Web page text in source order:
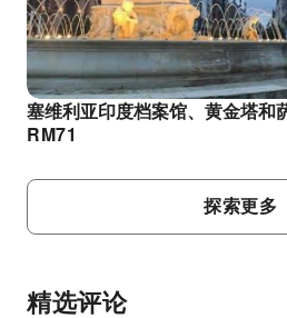
塞维利亚印度档案馆、黄金塔和
RM71
探索更多
精选评论